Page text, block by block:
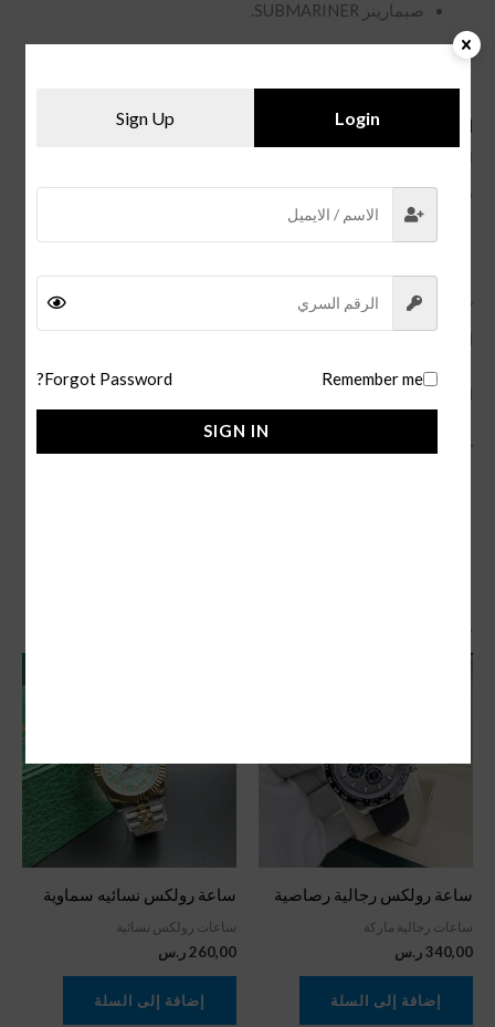
صبمارينر SUBMARINER.
اسعار ساعات كوبي رولكس تتراوح بين 220 ل 680 بالنسبة
ولكن الكوالتي المنخفضة اسعارها في حدود 180 .
كم سعر ساعة رولكس الاصليه؟
كما يتوفر لديناساعة رولكس دايتونا daytona .
منتجات ذات صلة
ساعة رولكس رجالية رصاصية
ساعات رجالية ماركة
340,00ر.س
إضافة إلى السلة
ساعة رولكس نسائيه سماوية
ساعات رولكس نسائية
260,00 ر.س
إضافة إلى السلة
Login
Sign Up
Remember me
Forgot Password?
SIGN IN